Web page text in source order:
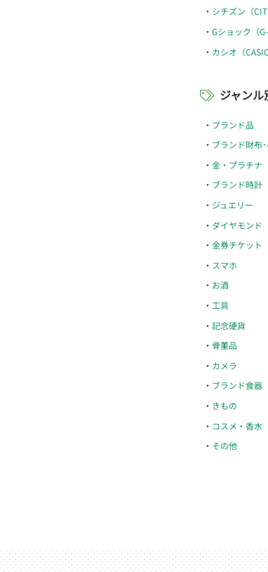
シチズン（
Gショック（G-
カシオ（CASIO
ジャン
ブランド品
ブランド財布
金・プラチナ
ブランド時計
ジュエリー
ダイヤモンド
金券チケット
スマホ
お酒
工具
記念硬貨
骨董品
カメラ
ブランド食器
きもの
コスメ・香水
その他